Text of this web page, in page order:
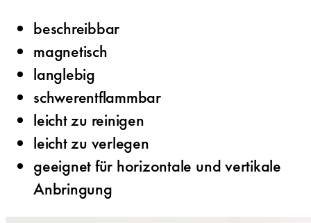
beschreibbar
magnetisch
langlebig
schwerentflammbar
leicht zu reinigen
leicht zu verlegen
geeignet für horizontale und vertikale
Anbringung